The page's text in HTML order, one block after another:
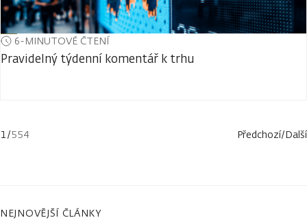
6-MINUTOVÉ ČTENÍ
Pravidelný týdenní komentář k trhu
1/554 Předchozí/Další
NEJNOVĚJŠÍ ČLÁNKY